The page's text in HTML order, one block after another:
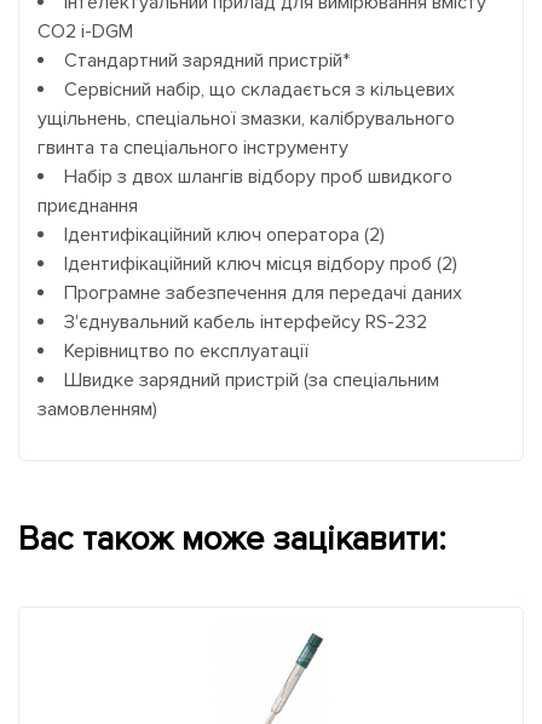
Вас також може зацікавити:
СО2 i-DGM
Стандартний зарядний пристрій*
Сервісний набір, що складається з кільцевих
ущільнень, спеціальної змазки, калібрувального
гвинта та спеціального інструменту
Набір з двох шлангів відбору проб швидкого
приєднання
Ідентифікаційний ключ оператора (2)
Ідентифікаційний ключ місця відбору проб (2)
Програмне забезпечення для передачі даних
З'єднувальний кабель інтерфейсу RS-232
Керівництво по експлуатації
Швидке зарядний пристрій (за спеціальним
замовленням)